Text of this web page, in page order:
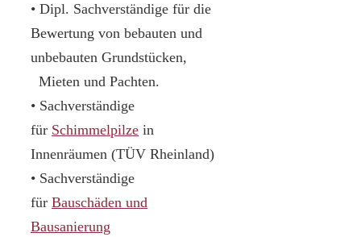
• Dipl. Sachverständige für die
Bewertung von bebauten und
unbebauten Grundstücken,
Mieten und Pachten.
• Sachverständige
für Schimmelpilze in
Innenräumen (TÜV Rheinland)
• Sachverständige
für Bauschäden und
Bausanierung